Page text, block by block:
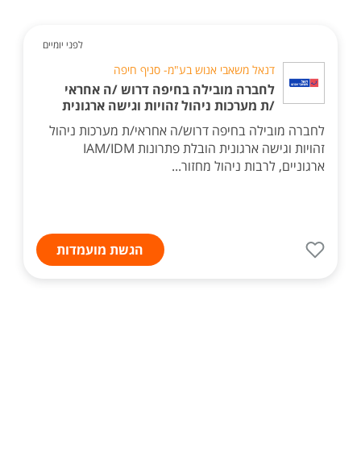
לפני יומיים
דנאל משאבי אנוש בע"מ- סניף חיפה
לחברה מובילה בחיפה דרוש /ה אחראי
/ת מערכות ניהול זהויות וגישה ארגונית
לחברה מובילה בחיפה דרוש/ה אחראי/ת מערכות ניהול
זהויות וגישה ארגונית הובלת פתרונות IAM/IDM
ארגוניים, לרבות ניהול מחזור...
הגשת מועמדות